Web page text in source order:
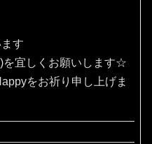
す
を宜しくお願いします☆
をお祈り申し上げま